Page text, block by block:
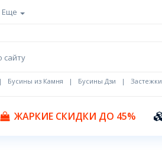
Еще
Бусины из Камня | Бусины Дзи | Застежки
ЖАРКИЕ СКИДКИ ДО 45%